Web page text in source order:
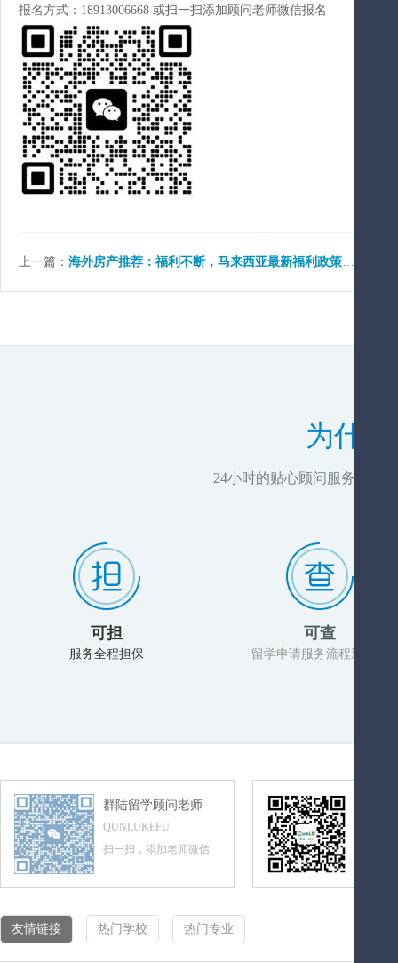
报名方式：18913006668 或扫一扫添加顾问老师微信报名
上一篇： 海外房产推荐：福利不断，马来西亚最新福利政策给你一剂强心针
为什
24小时的贴心顾问服务，推
可担
服务全程担保
可查
留学申请服务流程透明化
群陆留学顾问老师
QUNLUKEFU
扫一扫，添加老师微信
友情链接 热门学校 热门专业